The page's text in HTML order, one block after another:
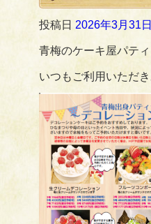
投稿日 2026年3月31日
青梅のケーキ屋パテ
いつもご利用いただ